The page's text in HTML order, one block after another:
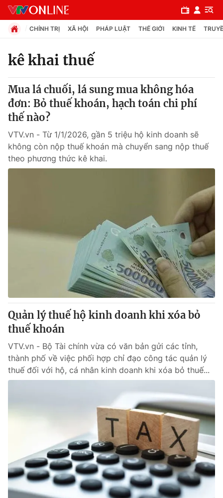
Chuyên mục
Chính trị
Pháp luật
Tin tức
Câu chuyện quốc tế
Góc doanh nghiệp
Dữ liệu và đời sống
Truyền hình
Phim VTV
Hậu trường
Nhân vật
Khán giả
Giải trí
Điện ảnh
Âm nhạc
Đời sống
Du lịch
Hitech Công nghệ tương lai
Sản phẩm
Thị trường
Giao lưu trực tuyến
Lịch phát sóng
CHÍNH TRỊ XÃ HỘI PHÁP LUẬT THẾ GIỚI KINH TẾ
kê khai thuế
Mua lá chuối, lá sung mua không hóa
đơn: Bỏ thuế khoán, hạch toán chi phí
thế nào?
VTV.vn - Từ 1/1/2026, gần 5 triệu hộ kinh doanh sẽ
không còn nộp thuế khoán mà chuyển sang nộp thuế
theo phương thức kê khai.
Quản lý thuế hộ kinh doanh khi xóa bỏ
thuế khoán
VTV.vn - Bộ Tài chính vừa có văn bản gửi các tỉnh,
thành phố về việc phối hợp chỉ đạo công tác quản lý
thuế đối với hộ, cá nhân kinh doanh khi xóa bỏ thuế...